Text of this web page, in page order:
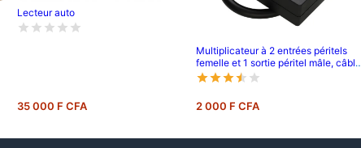
Lecteur auto
35 000 F CFA
Multiplicateur à 2 entrées péritels
femelle et 1 sortie péritel mâle, câble
65 cm
2 000 F CFA